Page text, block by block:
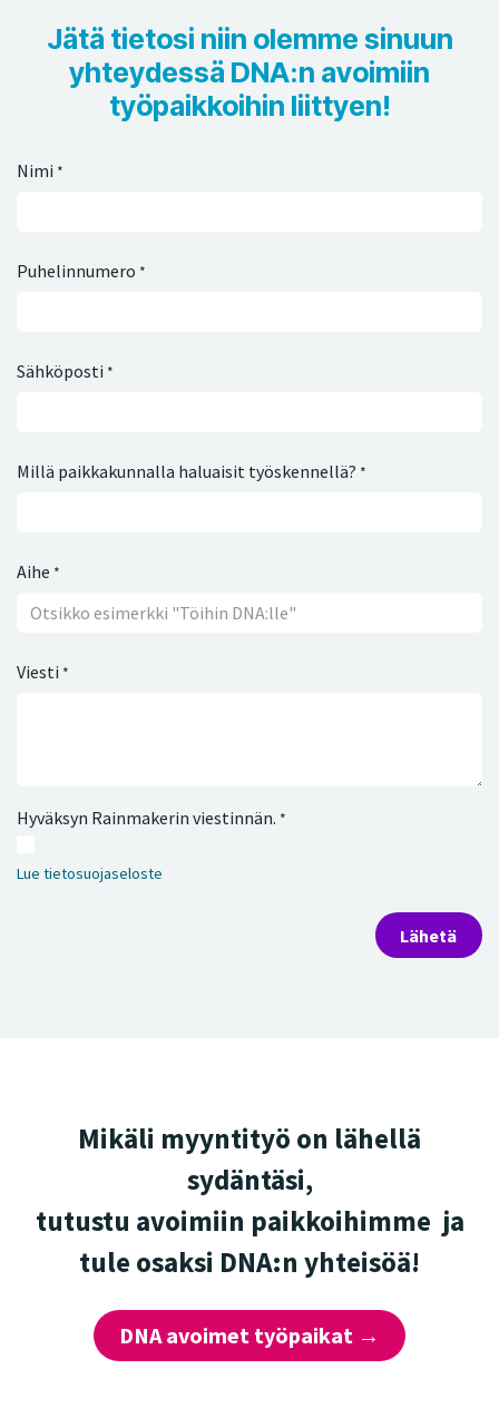
Jätä tietosi niin olemme sinuun
yhteydessä DNA:n avoimiin
työpaikkoihin liittyen!
Nimi *
Puhelinnumero *
Sähköposti *
Millä paikkakunnalla haluaisit työskennellä? *
Aihe *
Viesti *
Hyväksyn Rainmakerin viestinnän. *
Lue tietosuojaseloste
​Lähetä
Mikäli myyntityö on lähellä
sydäntäsi,
tutustu avoimiin paikkoihimme ja
tule osaksi DNA:n yhteisöä!
DNA avoimet työpaikat →